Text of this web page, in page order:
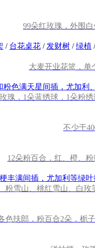
99朵红玫瑰，外围
/ 台花桌花 / 发财树 /绿植
大麦开业花篮，单
瑰，1朵蓝绣球，1朵粉
不少于
12朵粉百合，红、橙、
粉雪山、桃红雪山、白
色扶郎，粉百合2朵，栀